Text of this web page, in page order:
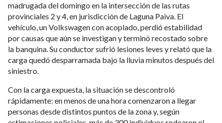
madrugada del domingo en la intersección de las rutas
provinciales 2 y 4, en jurisdicción de Laguna Paiva. El
vehículo, un Volkswagen con acoplado, perdió estabilidad
por causas que aún se investigan y terminó recostado sobre
la banquina. Su conductor sufrió lesiones leves y relató que la
carga quedó desparramada bajo la lluvia minutos después del
siniestro.
Con la carga expuesta, la situación se descontroló
rápidamente: en menos de una hora comenzaron a llegar
personas desde distintos puntos de la zona y, según